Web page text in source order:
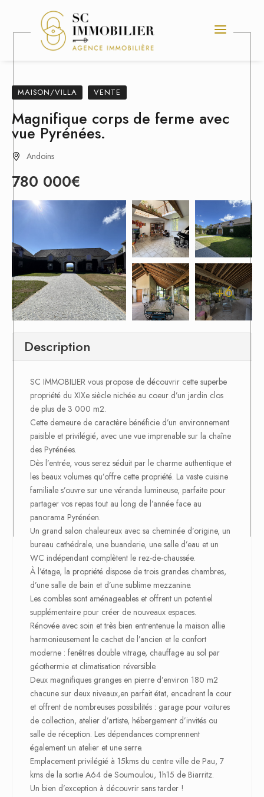
MAISON/VILLA VENTE
Magnifique corps de ferme avec
vue Pyrénées.
Andoins
780 000€
+6
Description
SC IMMOBILIER vous propose de découvrir cette superbe
propriété du XIXe siècle nichée au coeur d’un jardin clos
de plus de 3 000 m2.
Cette demeure de caractère bénéficie d’un environnement
paisible et privilégié, avec une vue imprenable sur la chaîne
des Pyrénées.
Dès l’entrée, vous serez séduit par le charme authentique et
les beaux volumes qu’offre cette propriété. La vaste cuisine
familiale s’ouvre sur une véranda lumineuse, parfaite pour
partager vos repas tout au long de l’année face au
panorama Pyrénéen.
Un grand salon chaleureux avec sa cheminée d’origine, un
bureau cathédrale, une buanderie, une salle d’eau et un
WC indépendant complètent le rez-de-chaussée.
À l’étage, la propriété dispose de trois grandes chambres,
d’une salle de bain et d’une sublime mezzanine.
Les combles sont aménageables et offrent un potentiel
supplémentaire pour créer de nouveaux espaces.
Rénovée avec soin et très bien entrentenue la maison allie
harmonieusement le cachet de l’ancien et le confort
moderne : fenêtres double vitrage, chauffage au sol par
géothermie et climatisation réversible.
Deux magnifiques granges en pierre d’environ 180 m2
chacune sur deux niveaux,en parfait état, encadrent la cour
et offrent de nombreuses possibilités : garage pour voitures
de collection, atelier d’artiste, hébergement d’invités ou
salle de réception. Les dépendances comprennent
également un atelier et une serre.
Emplacement privilégié à 15kms du centre ville de Pau, 7
kms de la sortie A64 de Soumoulou, 1h15 de Biarritz.
Un bien d’exception à découvrir sans tarder !